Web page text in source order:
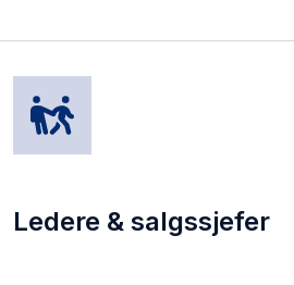
Ledere & salgssjefer